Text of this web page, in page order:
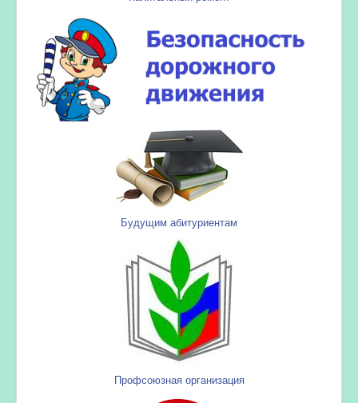
Будущим абитуриентам
Профсоюзная организация